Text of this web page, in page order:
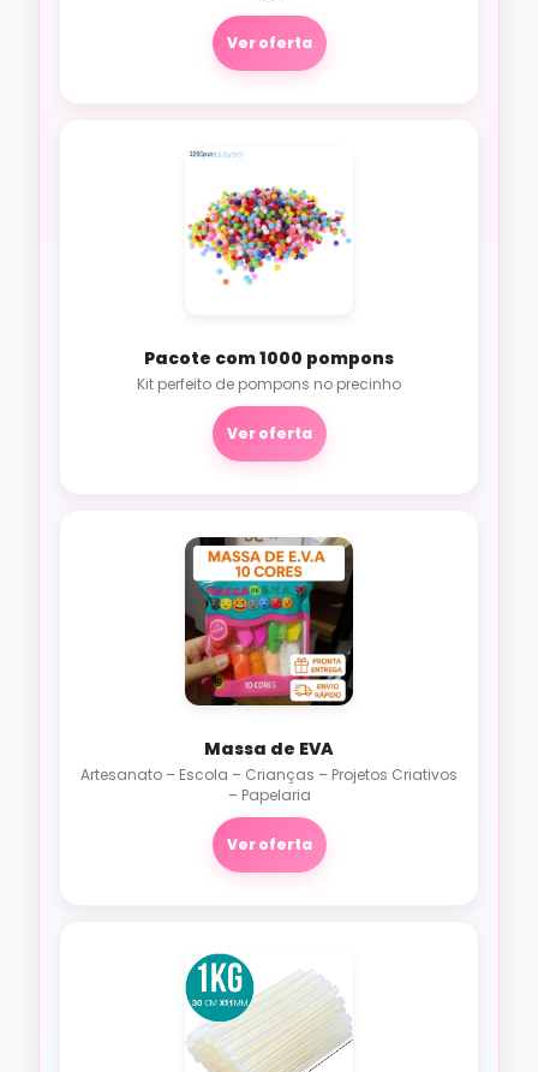
Ver oferta
Pacote com 1000 pompons
Kit perfeito de pompons no precinho
Ver oferta
Massa de EVA
Artesanato – Escola – Crianças – Projetos Criativos
– Papelaria
Ver oferta